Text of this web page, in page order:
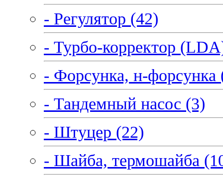
- Регулятор (42)
- Турбо-корректор
- Форсунка, н-форсунка
- Тандемный насос (3)
- Штуцер (22)
- Шайба, термошайба